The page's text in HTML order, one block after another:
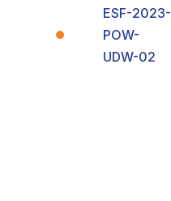
ESF-2023-
POW-
UDW-02